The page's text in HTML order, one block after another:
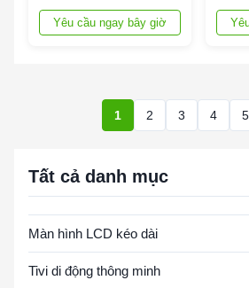
tiếp xúc với chất khử
trùng tay tự động
Yêu cầu ngay bây giờ
động
1 2 3 4 5
Tất cả danh mục
Màn hình LCD kéo dài
Tivi di động thông minh